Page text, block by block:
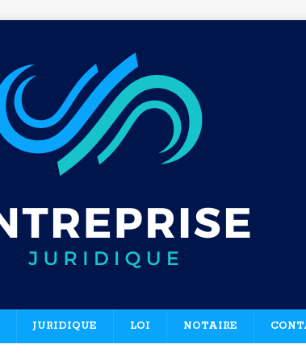
JURIDIQUE LOI NOTAIRE